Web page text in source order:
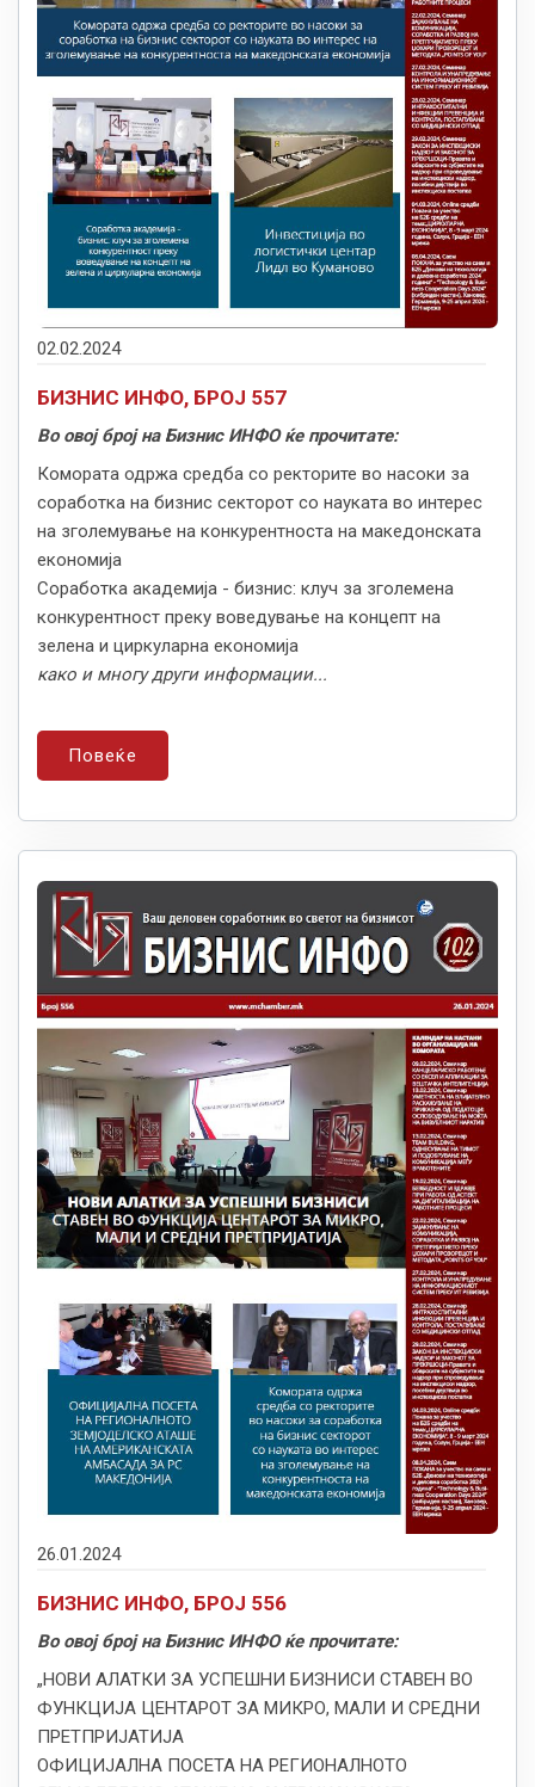
02.02.2024
БИЗНИС ИНФО, БРОЈ 557
Во овој број на Бизнис ИНФО ќе прочитате:
Комората одржа средба со ректорите во насоки за
соработка на бизнис секторот со науката во интерес
на зголемување на конкурентноста на македонската
економија
Соработка академија - бизнис: клуч за зголемена
конкурентност преку воведување на концепт на
зелена и циркуларна економија
како и многу други информации...
Повеќе
26.01.2024
БИЗНИС ИНФО, БРОЈ 556
Во овој број на Бизнис ИНФО ќе прочитате:
„НОВИ АЛАТКИ ЗА УСПЕШНИ БИЗНИСИ СТАВЕН ВО
ФУНКЦИЈА ЦЕНТАРОТ ЗА МИКРО, МАЛИ И СРЕДНИ
ПРЕТПРИЈАТИЈА
ОФИЦИЈАЛНА ПОСЕТА НА РЕГИОНАЛНОТО